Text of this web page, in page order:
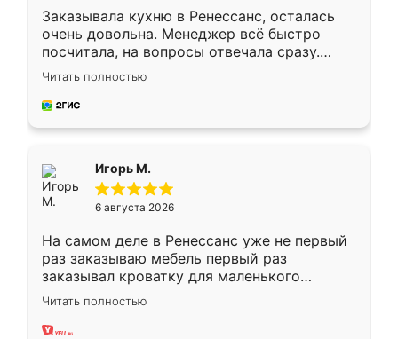
Заказывала кухню в Ренессанс, осталась
очень довольна. Менеджер всё быстро
посчитала, на вопросы отвечала сразу.
Замерщик приехал в субботу, подошёл к
делу со всей ответственностью. Собрали
за день, ребята работали аккуратно, даже
Читать полностью
Игорь М.
6 августа 2026
На самом деле в Ренессанс уже не первый
раз заказываю мебель первый раз
заказывал кроватку для маленького
ребёнка при его рождении ,во второй раз
заказал шкаф-купе. По качеству очень
хорошее сборка достаточно быстрая,
Читать полностью